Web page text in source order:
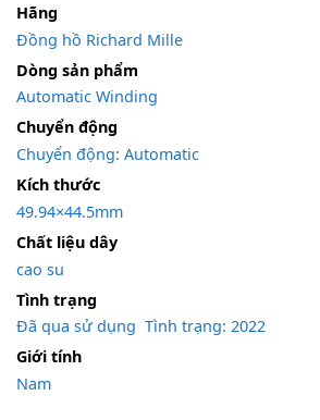
Hãng
Đồng hồ Richard Mille
Dòng sản phẩm
Automatic Winding
Chuyển động
Chuyển động: Automatic
Kích thước
49.94×44.5mm
Chất liệu dây
cao su
Tình trạng
Đã qua sử dụng Tình trạng: 2022
Giới tính
Nam